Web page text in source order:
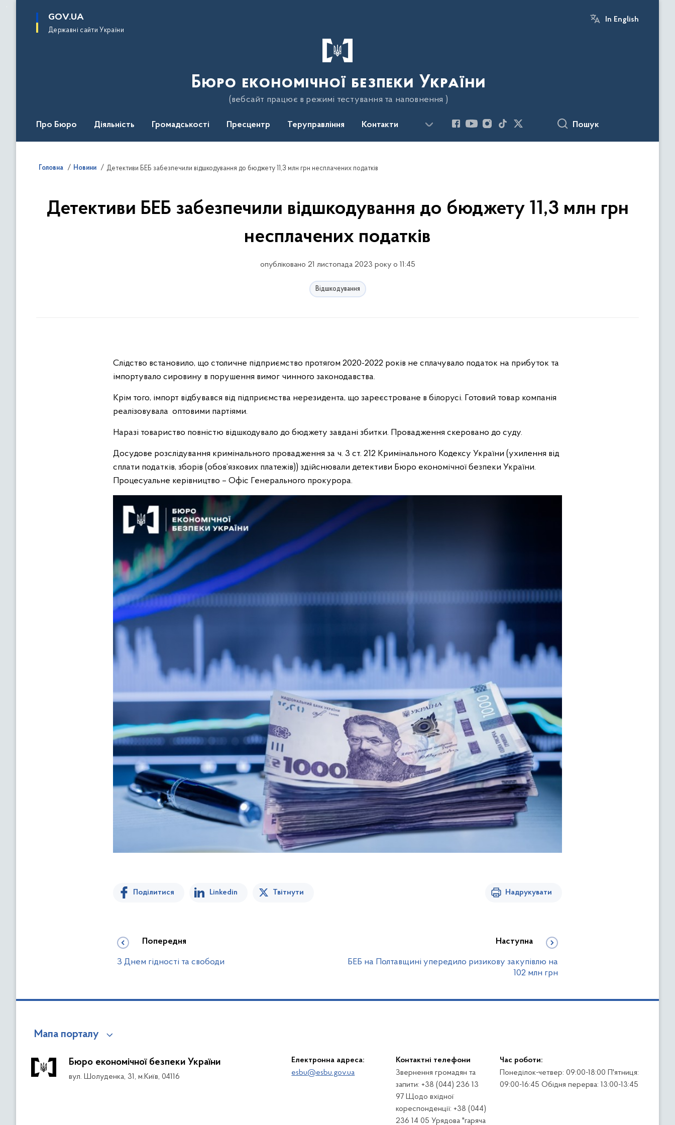
основного
GOV.UA
Державні сайти України
In English
Бюро економічної безпеки України
(вебсайт працює в режимі тестування та наповнення )
Про Бюро Діяльність Громадськості Пресцентр Теруправління Контакти Пошук
Головна Новини Детективи БЕБ забезпечили відшкодування до бюджету 11,3 млн грн несплачених податків
Детективи БЕБ забезпечили відшкодування до бюджету 11,3 млн грн
несплачених податків
опубліковано 21 листопада 2023 року о 11:45
Відшкодування
Слідство встановило, що столичне підприємство протягом 2020-2022 років не сплачувало податок на прибуток та
імпортувало сировину в порушення вимог чинного законодавства.
Крім того, імпорт відбувався від підприємства нерезидента, що зареєстроване в білорусі. Готовий товар компанія
реалізовувала оптовими партіями.
Наразі товариство повністю відшкодувало до бюджету завдані збитки. Провадження скеровано до суду.
Досудове розслідування кримінального провадження за ч. 3 ст. 212 Кримінального Кодексу України (ухилення від
сплати податків, зборів (обов’язкових платежів)) здійснювали детективи Бюро економічної безпеки України.
Процесуальне керівництво – Офіс Генерального прокурора.
Поділитися Linkedin Твітнути Надрукувати
Попередня
З Днем гідності та свободи
Наступна
БЕБ на Полтавщині упередило ризикову закупівлю на
102 млн грн
Мапа порталу
Бюро економічної безпеки України
вул. Шолуденка, 31, м.Київ, 04116
Електронна адреса:
esbu@esbu.gov.ua
Контактні телефони
Звернення громадян та
запити: +38 (044) 236 13
97 Щодо вхідної
кореспонденції: +38 (044)
236 14 05 Урядова "гаряча
Час роботи:
Понеділок-четвер: 09:00-18:00 П'ятниця:
09:00-16:45 Обідня перерва: 13:00-13:45